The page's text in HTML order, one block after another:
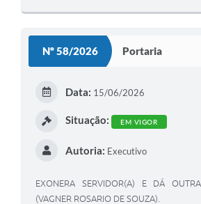
Nº 58/2026 Portaria
Data: 15/06/2026
Situação: EM VIGOR
Autoria: Executivo
EXONERA SERVIDOR(A) E DÁ
(VAGNER ROSARIO DE SOUZA).